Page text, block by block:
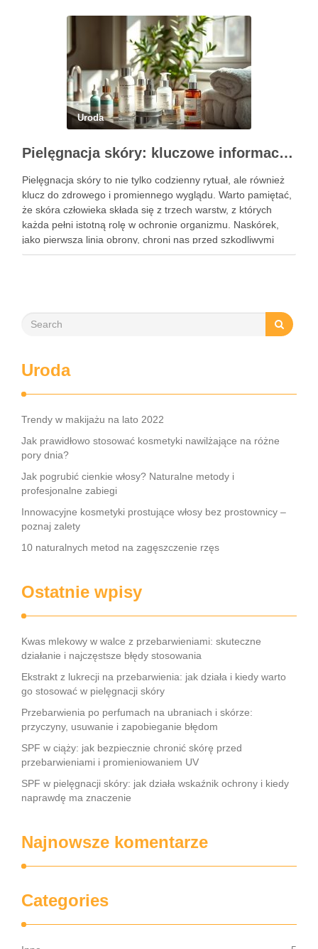
Uroda
Pielęgnacja skóry: kluczowe informacje i skuteczne metody
Pielęgnacja skóry to nie tylko codzienny rytuał, ale również
klucz do zdrowego i promiennego wyglądu. Warto pamiętać,
że skóra człowieka składa się z trzech warstw, z których
każda pełni istotną rolę w ochronie organizmu. Naskórek,
jako pierwsza linia obrony, chroni nas przed szkodliwymi
czynnikami zewnętrznymi, a nawilżająca skóra właściwa,
Uroda
Trendy w makijażu na lato 2022
Jak prawidłowo stosować kosmetyki nawilżające na różne
pory dnia?
Jak pogrubić cienkie włosy? Naturalne metody i
profesjonalne zabiegi
Innowacyjne kosmetyki prostujące włosy bez prostownicy –
poznaj zalety
10 naturalnych metod na zagęszczenie rzęs
Ostatnie wpisy
Kwas mlekowy w walce z przebarwieniami: skuteczne
działanie i najczęstsze błędy stosowania
Ekstrakt z lukrecji na przebarwienia: jak działa i kiedy warto
go stosować w pielęgnacji skóry
Przebarwienia po perfumach na ubraniach i skórze:
przyczyny, usuwanie i zapobieganie błędom
SPF w ciąży: jak bezpiecznie chronić skórę przed
przebarwieniami i promieniowaniem UV
SPF w pielęgnacji skóry: jak działa wskaźnik ochrony i kiedy
naprawdę ma znaczenie
Najnowsze komentarze
Categories